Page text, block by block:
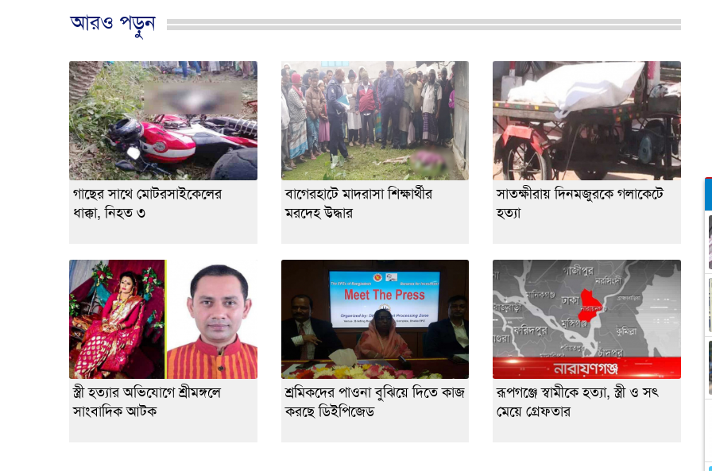
আরও পড়ুন
গাছের সাথে মোটরসাইকেলের
ধাক্কা, নিহত ৩
বাগেরহাটে মাদরাসা শিক্ষার্থীর
মরদেহ উদ্ধার
সাতক্ষীরায় দিনমজুরকে গলাকেটে
হত্যা
স্ত্রী হত্যার অভিযোগে শ্রীমঙ্গলে
সাংবাদিক আটক
শ্রমিকদের পাওনা বুঝিয়ে দিতে কাজ
করছে ডিইপিজেড
রূপগঞ্জে স্বামীকে হত্যা, স্ত্রী ও সৎ
মেয়ে গ্রেফতার